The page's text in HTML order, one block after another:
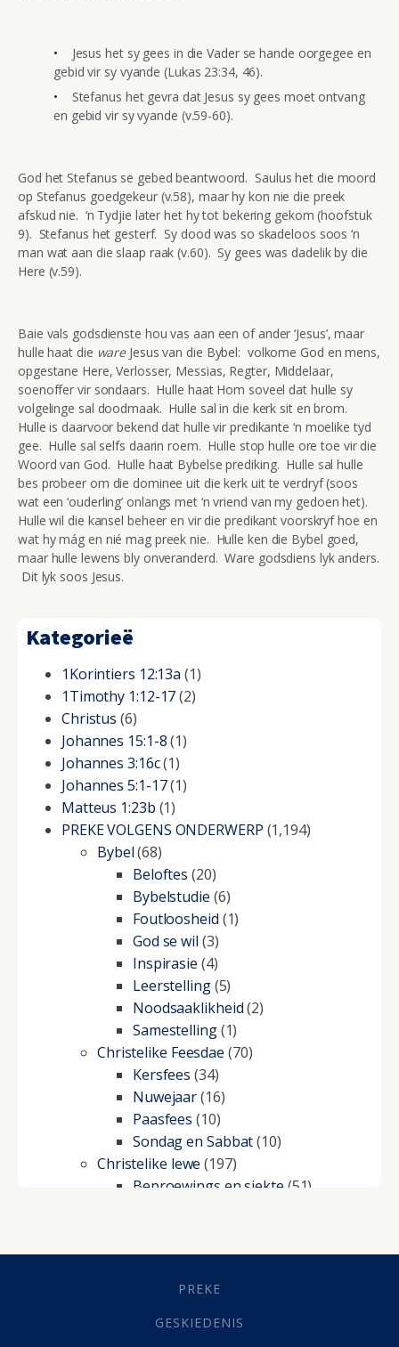
Jesus het sy gees in die Vader se hande oorgegee en
gebid vir sy vyande (Lukas 23:34, 46).
Stefanus het gevra dat Jesus sy gees moet ontvang
en gebid vir sy vyande (v.59-60).
God het Stefanus se gebed beantwoord. Saulus het die moord
op Stefanus goedgekeur (v.58), maar hy kon nie die preek
afskud nie. ‘n Tydjie later het hy tot bekering gekom (hoofstuk
9). Stefanus het gesterf. Sy dood was so skadeloos soos ‘n
man wat aan die slaap raak (v.60). Sy gees was dadelik by die
Here (v.59).
Baie vals godsdienste hou vas aan een of ander ‘Jesus’, maar
hulle haat die ware Jesus van die Bybel: volkome God en mens,
opgestane Here, Verlosser, Messias, Regter, Middelaar,
soenoffer vir sondaars. Hulle haat Hom soveel dat hulle sy
volgelinge sal doodmaak. Hulle sal in die kerk sit en brom.
Hulle is daarvoor bekend dat hulle vir predikante ‘n moelike tyd
gee. Hulle sal selfs daarin roem. Hulle stop hulle ore toe vir die
Woord van God. Hulle haat Bybelse prediking. Hulle sal hulle
bes probeer om die dominee uit die kerk uit te verdryf (soos
wat een ‘ouderling’ onlangs met ‘n vriend van my gedoen het).
Hulle wil die kansel beheer en vir die predikant voorskryf hoe en
wat hy mág en nié mag preek nie. Hulle ken die Bybel goed,
maar hulle lewens bly onveranderd. Ware godsdiens lyk anders.
Dit lyk soos Jesus.
Kategorieë
1Korintiers 12:13a (1)
1Timothy 1:12-17(2)
Christus (6)
Johannes 15:1-8(1)
Johannes 3:16c(1)
Johannes 5:1-17(1)
Matteus 1:23b (1)
PREKE VOLGENS ONDERWERP (1,194)
Bybel(68)
Beloftes (20)
Bybelstudie (6)
Foutloosheid (1)
God se wil (3)
Inspirasie (4)
Leerstelling(5)
Noodsaaklikheid(2)
Samestelling(1)
Christelike Feesdae (70)
Kersfees (34)
Nuwejaar(16)
Paasfees (10)
Sondag en Sabbat(10)
Christelike lewe (197)
Beproewings en siekte (51)
Geestelike Groei(10)
(21)
Grys Areas(4)
PREKE
GESKIEDENIS